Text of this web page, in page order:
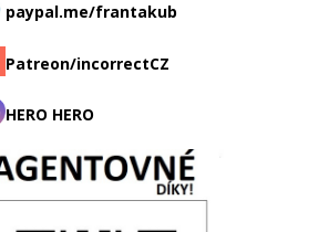
paypal.me/frantakub
Patreon/incorrectCZ
HERO HERO